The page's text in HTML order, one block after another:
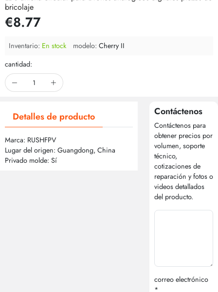
bricolaje
€8.77
Inventario: En stock modelo: Cherry II
cantidad:
Detalles de producto
Marca: RUSHFPV
Lugar del origen: Guangdong, China
Privado molde: Sí
Contáctenos
Contáctenos para
obtener precios por
volumen, soporte
técnico,
cotizaciones de
reparación y fotos o
videos detallados
del producto.
correo electrónico
*